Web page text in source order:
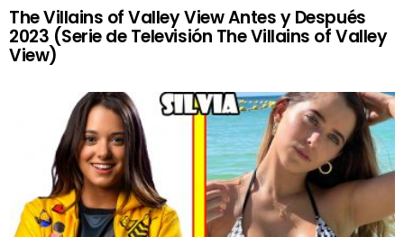
The Villains of Valley View Antes y Después
2023 (Serie de Televisión The Villains of Valley
View)